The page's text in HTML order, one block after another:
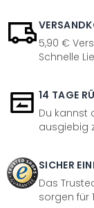
5,90 €
Schnelle
14 TAGE
Du kannst
ausgiebig
SICHER
Das
sorgen für